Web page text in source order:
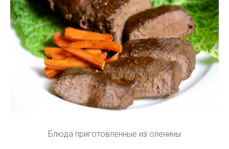
Блюда приготовленные из оленины